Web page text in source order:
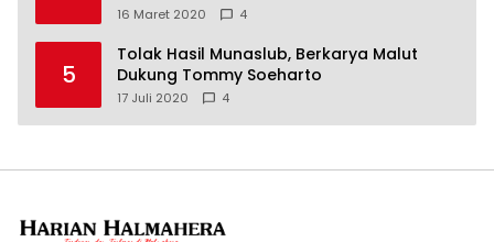
16 Maret 2020 4
5
Tolak Hasil Munaslub, Berkarya Malut
Dukung Tommy Soeharto
17 Juli 2020 4